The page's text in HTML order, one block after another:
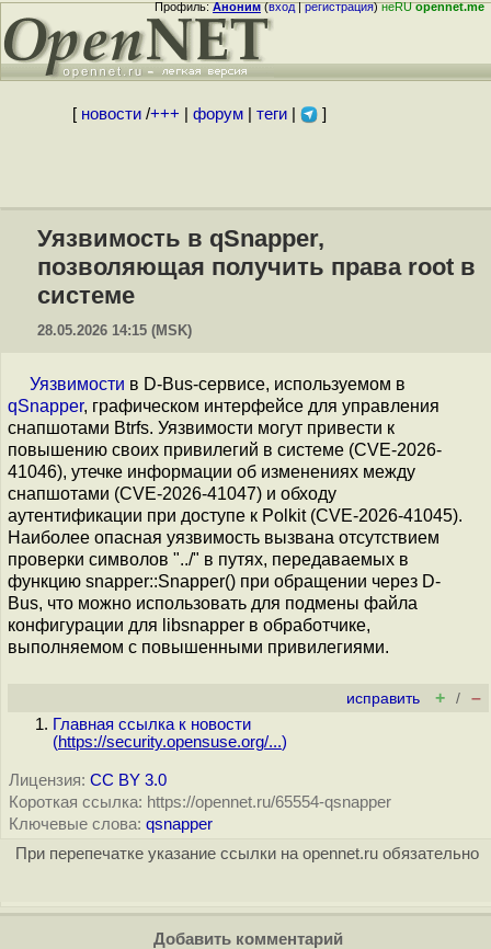
Профиль:Аноним(вход|регистрация)неRUopennet.me
[ новости/+++ форум| теги| ]
Уязвимость в qSnapper,
позволяющая получить права root в
системе
28.05.2026 14:15 (MSK)
Уязвимости в D-Bus-сервисе, используемом в
qSnapper, графическом интерфейсе для управления
снапшотами Btrfs. Уязвимости могут привести к
повышению своих привилегий в системе (CVE-2026-
41046), утечке информации об изменениях между
снапшотами (CVE-2026-41047) и обходу
аутентификации при доступе к Polkit (CVE-2026-41045).
Наиболее опасная уязвимость вызвана отсутствием
проверки символов "../" в путях, передаваемых в
функцию snapper::Snapper() при обращении через D-
Bus, что можно использовать для подмены файла
конфигурации для libsnapper в обработчике,
выполняемом с повышенными привилегиями.
исправить + / –
Главная ссылка к новости
(https://security.opensuse.org/...)
Лицензия: CC BY 3.0
Короткая ссылка: https://opennet.ru/65554-qsnapper
Ключевые слова: qsnapper
При перепечатке указание ссылки на opennet.ru обязательно
Добавить комментарий